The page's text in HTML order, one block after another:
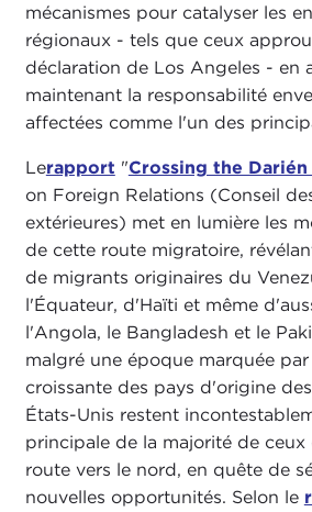
mécanismes pour catalyser les
régionaux - tels que ceux
déclaration de Los Angeles - en
maintenant la responsabilité
affectées comme l'un des
Lerapport "Crossing the Darién
on Foreign Relations (Conseil
extérieures) met en lumière les
de cette route migratoire,
de migrants originaires du
l'Équateur, d'Haïti et même
l'Angola, le Bangladesh et le
malgré une époque marquée
croissante des pays d'origine
États-Unis restent
principale de la majorité de
route vers le nord, en quête de
nouvelles opportunités. Selon le